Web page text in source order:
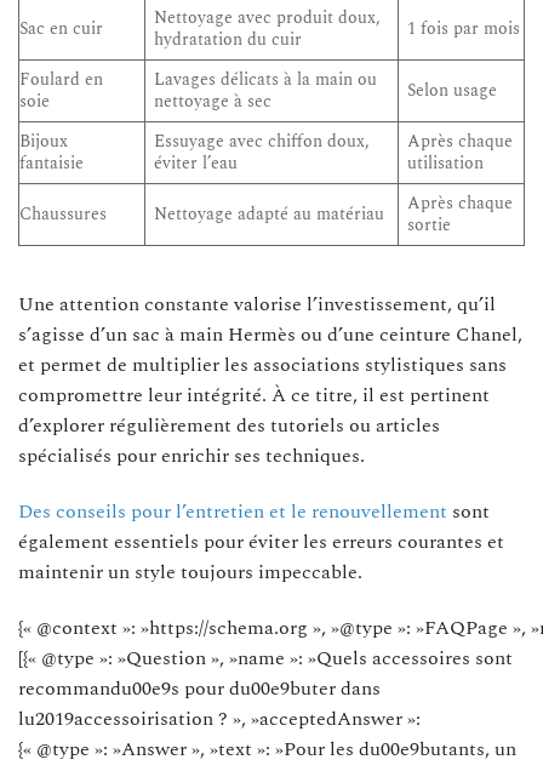
Sac en cuir
Nettoyage avec produit doux,
hydratation du cuir
1 fois par mois
Foulard en
soie
Lavages délicats à la main ou
nettoyage à sec
Selon usage
Bijoux
fantaisie
Essuyage avec chiffon doux,
éviter l’eau
Après chaque
utilisation
Chaussures
Nettoyage adapté au matériau
Après chaque
sortie
Une attention constante valorise l’investissement, qu’il
s’agisse d’un sac à main Hermès ou d’une ceinture Chanel,
et permet de multiplier les associations stylistiques sans
compromettre leur intégrité. À ce titre, il est pertinent
d’explorer régulièrement des tutoriels ou articles
spécialisés pour enrichir ses techniques.
Des conseils pour l’entretien et le renouvellement sont
également essentiels pour éviter les erreurs courantes et
maintenir un style toujours impeccable.
{« @context »: »https://schema.org », »@type »: »FAQPage »,
[{« @type »: »Question », »name »: »Quels accessoires sont
recommandu00e9s pour du00e9buter dans
lu2019accessoirisation ? », »acceptedAnswer »:
{« @type »: »Answer », »text »: »Pour les du00e9butants, un